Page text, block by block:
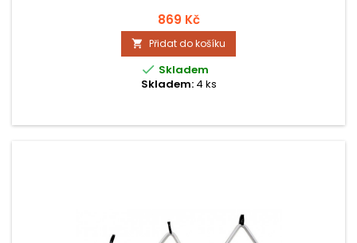
869 Kč
 Přidat do košíku
 Skladem
Skladem: 4 ks